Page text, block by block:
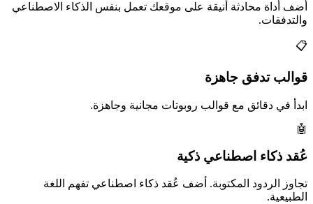
أضف أداة محادثة أنيقة على موقعك تعمل بنفس الذكاء الاصطناعي
والتدفقات.
📋
قوالب تدفق جاهزة
ابدأ في دقائق مع قوالب روبوتات مجانية وجاهزة.
🤖
عُقد ذكاء اصطناعي ذكية
تجاوز الردود المكتوبة. أضف عُقد ذكاء اصطناعي تفهم اللغة
الطبيعية.